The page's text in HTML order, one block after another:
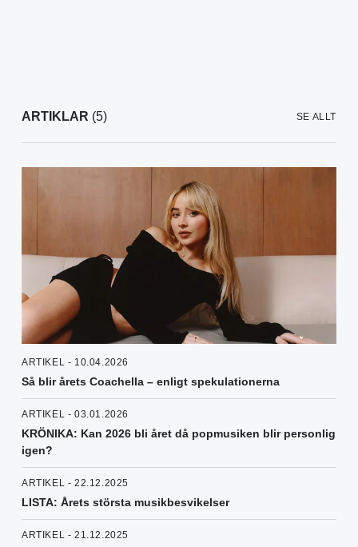
ARTIKLAR (5) SE ALLT
ARTIKEL - 10.04.2026
Så blir årets Coachella – enligt spekulationerna
ARTIKEL - 03.01.2026
KRÖNIKA: Kan 2026 bli året då popmusiken blir personlig
igen?
ARTIKEL - 22.12.2025
LISTA: Årets största musikbesvikelser
ARTIKEL - 21.12.2025